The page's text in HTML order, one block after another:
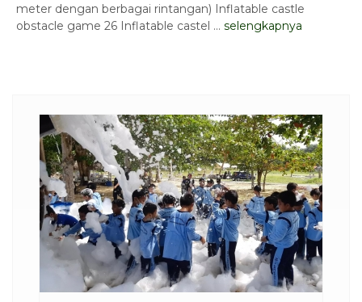
meter dengan berbagai rintangan) Inflatable castle
obstacle game 26 Inflatable castel ... selengkapnya